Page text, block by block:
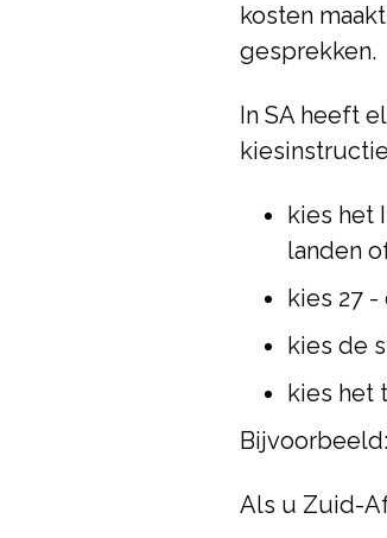
kosten
gesprekken.
In SA heeft
kies het
landen
kies 27
kies de
kies het
Bijvoorbeeld:
Als u Zuid-